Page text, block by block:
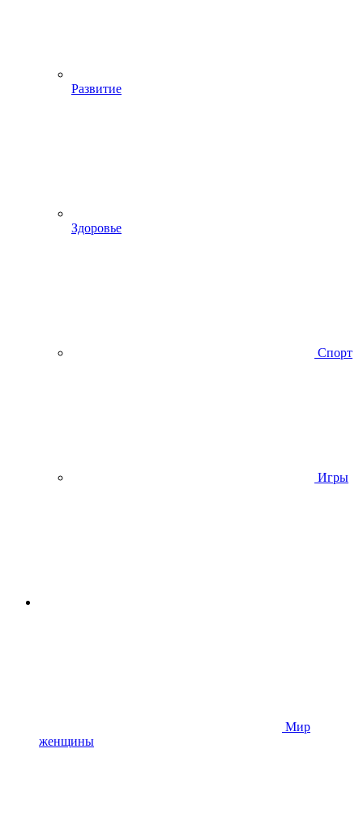
Развитие
Здоровье
Спорт
Игры
Мир
женщины